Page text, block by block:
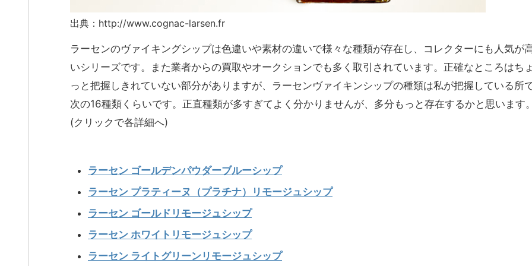
出典：http://www.cognac-larsen.fr
ラーセンのヴァイキングシップは色違いや素材の違いで様々な種類が存在し、コレクターにも人気が
いシリーズです。また業者からの買取やオークションでも多く取引されています。正確なところはちょ
っと把握しきれていない部分がありますが、ラーセンヴァイキンシップの種類は私が把握している所
次の16種類くらいです。正直種類が多すぎてよく分かりませんが、多分もっと存在するかと思います。
(クリックで各詳細へ)
ラーセン ゴールデンパウダーブルーシップ
ラーセン プラティーヌ（プラチナ）リモージュシップ
ラーセン ゴールドリモージュシップ
ラーセン ホワイトリモージュシップ
ラーセン ライトグリーンリモージュシップ